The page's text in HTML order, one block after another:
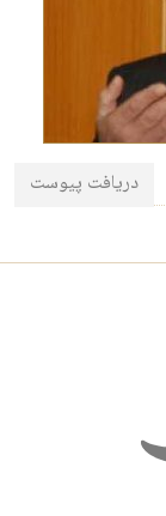
دریافت پیوست